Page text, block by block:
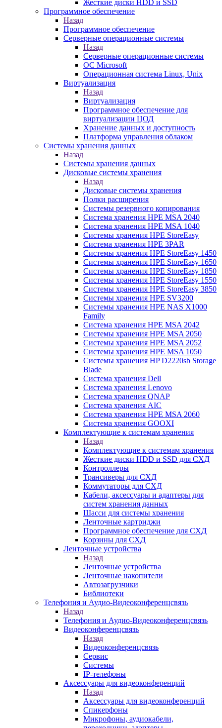
Жесткие диски HDD и SSD
Программное обеспечение
Назад
Программное обеспечение
Серверные операционные системы
Назад
Серверные операционные системы
ОС Microsoft
Операционная система Linux, Unix
Виртуализация
Назад
Виртуализация
Программное обеспечение для
виртуализации ЦОД
Хранение данных и доступность
Платформа управления облаком
Системы хранения данных
Назад
Системы хранения данных
Дисковые системы хранения
Назад
Дисковые системы хранения
Полки расширения
Системы резервного копирования
Система хранения HPE MSA 2040
Система хранения HPE MSA 1040
Системы хранения HPE StoreEasy
Система хранения HPE 3PAR
Системы хранения HPE StoreEasy 1450
Системы хранения HPE StoreEasy 1650
Системы хранения HPE StoreEasy 1850
Системы хранения HPE StoreEasy 1550
Системы хранения HPE StoreEasy 3850
Системы хранения HPE SV3200
Системы хранения HPE NAS X1000
Family
Система хранения HPE MSA 2042
Системы хранения HPE MSA 2050
Системы хранения HPE MSA 2052
Системы хранения HPE MSA 1050
Системы хранения HP D2220sb Storage
Blade
Система хранения Dell
Система хранения Lenovo
Система хранения QNAP
Система хранения AIC
Система хранения HPE MSA 2060
Система хранения GOOXI
Комплектующие к системам хранения
Назад
Комплектующие к системам хранения
Жесткие диски HDD и SSD для СХД
Контроллеры
Трансиверы для СХД
Коммутаторы для СХД
Кабели, аксессуары и адаптеры для
систем хранения данных
Шасси для системы хранения
Ленточные картриджи
Программное обеспечение для СХД
Корзины для СХД
Ленточные устройства
Назад
Ленточные устройства
Ленточные накопители
Автозагрузчики
Библиотеки
Телефония и Аудио-Видеоконференцсвязь
Назад
Телефония и Аудио-Видеоконференцсвязь
Видеоконференцсвязь
Назад
Видеоконференцсвязь
Сервис
Системы
IP-телефоны
Аксессуары для видеоконференций
Назад
Аксессуары для видеоконференций
Спикерфоны
Микрофоны, аудиокабели,